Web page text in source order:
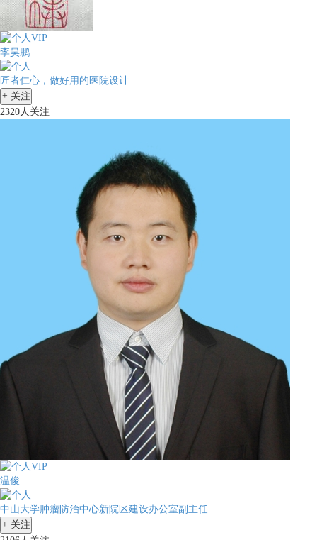
李昊鹏
匠者仁心，做好用的医院设计
+ 关注
2320人关注
温俊
中山大学肿瘤防治中心新院区建设办公室副主任
+ 关注